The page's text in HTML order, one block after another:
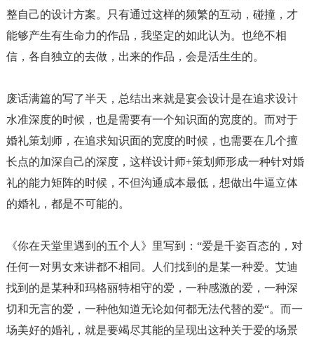
整自己的设计方案。只有通过这样的频繁的互动，碰撞，才
能够产生有生命力的作品，我坚定的如此认为。也绝不相
信，各自独立的去做，出来的作品，会是活生生的。
废话满篇的写了半天，总结出来就是宴会设计是在追求设计
水准深度的时候，也是需要有一个知识面的宽度的。而对于
婚礼策划师，在追求知识面的宽度的时候，也需要在几个擅
长点的加深自己的深度，这样设计师+策划师形成一种针对婚
礼的能力矩阵的时候，不但沟通成本最低，想做出牛逼立体
的婚礼，都是不可能的。
《你在天堂里遇到的五个人》里写到： “爱是千姿百态的，对
任何一对男女来讲都不相同。人们找到的是某一种爱。艾迪
找到的是某种和玛格丽特相守的爱，一种感激的爱，一种深
切和无言的爱，一种他知道无论如何都无法代替的爱“。而一
场美好的婚礼，就是要竭尽其能的呈现出这种关于爱的场景